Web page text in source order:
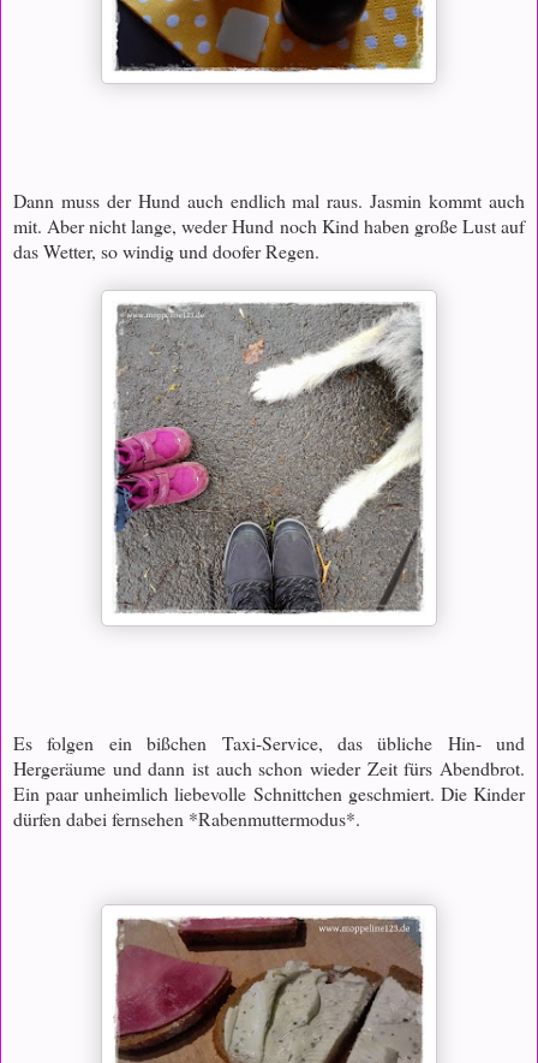
Dann muss der Hund auch endlich mal raus. Jasmin kommt auch
mit. Aber nicht lange, weder Hund noch Kind haben große Lust auf
das Wetter, so windig und doofer Regen.
Es folgen ein bißchen Taxi-Service, das übliche Hin- und
Hergeräume und dann ist auch schon wieder Zeit fürs Abendbrot.
Ein paar unheimlich liebevolle Schnittchen geschmiert. Die Kinder
dürfen dabei fernsehen *Rabenmuttermodus*.